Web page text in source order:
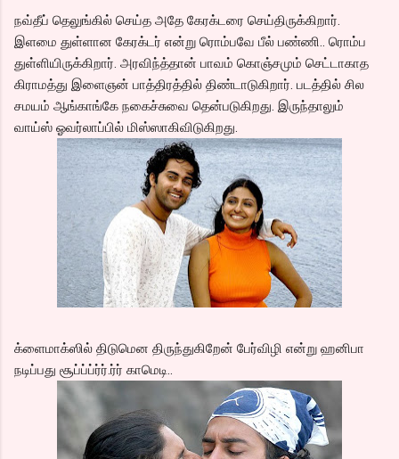
நவ்தீப் தெலுங்கில் செய்த அதே கேரக்டரை செய்திருக்கிறார்.
இளமை துள்ளான கேரக்டர் என்று ரொம்பவே பீல் பண்ணி.. ரொம்ப
துள்ளியிருக்கிறார். அரவிந்த்தான் பாவம் கொஞ்சமும் செட்டாகாத
கிராமத்து இளைஞன் பாத்திரத்தில் திண்டாடுகிறார். படத்தில் சில
சமயம் ஆங்காங்கே நகைச்சுவை தென்படுகிறது. இருந்தாலும்
வாய்ஸ் ஓவர்லாப்பில் மிஸ்ஸாகிவிடுகிறது.
க்ளைமாக்ஸில் திடுமென திருந்துகிறேன் பேர்விழி என்று ஹனிபா
நடிப்பது சூப்ப்ப்ர்ர்.ர்ர் காமெடி..